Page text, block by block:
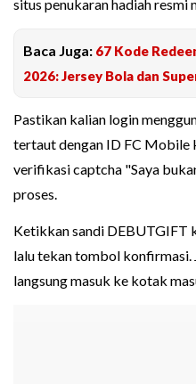
situs penukaran hadiah resmi
Baca Juga: 67 Kode
2026: Jersey Bola dan
Pastikan kalian login
tertaut dengan ID FC Mobile
verifikasi captcha "Saya
proses.
Ketikkan sandi DEBUTGIFT
lalu tekan tombol konfirmasi.
langsung masuk ke kotak